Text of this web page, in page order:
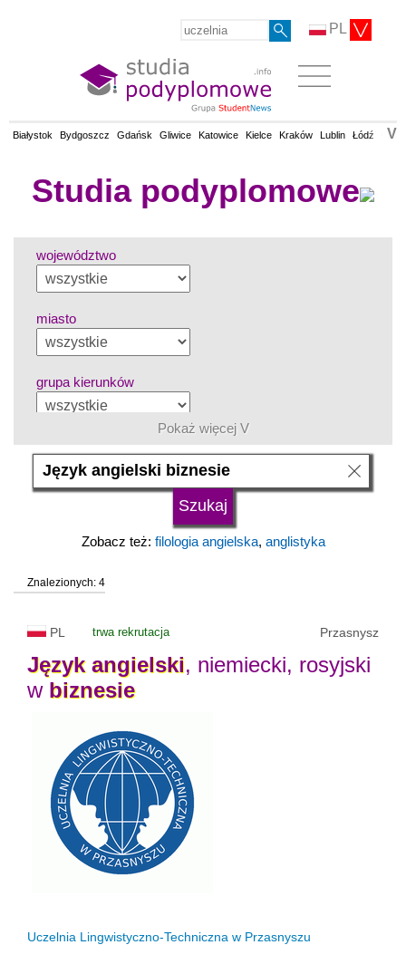
PL
Białystok Bydgoszcz Gdańsk Gliwice Katowice Kielce Kraków Lublin Łódź V
Studia podyplomowe
województwo
miasto
grupa kierunków
język
Pokaż więcej V
Zobacz też: filologia angielska, anglistyka
Znalezionych: 4
PL trwa rekrutacja Przasnysz
Język angielski, niemiecki, rosyjski
w biznesie
Uczelnia Lingwistyczno-Techniczna w Przasnyszu